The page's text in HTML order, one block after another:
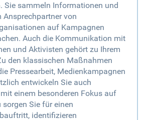
Sie sammeln Informationen und
Ansprechpartner von
auf Kampagnen
Auch die Kommunikation mit
und Aktivisten gehört zu Ihrem
den klassischen Maßnahmen
Pressearbeit, Medienkampagnen
entwickeln Sie auch
einem besonderen Fokus auf
Sie für einen
identifizieren